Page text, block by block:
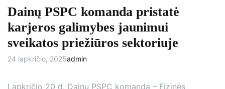
Dainų PSPC komanda pristatė
karjeros galimybes jaunimui
sveikatos priežiūros sektoriuje
24 lapkričio, 2025admin
Lapkričio 20 d. Dainų PSPC komanda – Fizinės